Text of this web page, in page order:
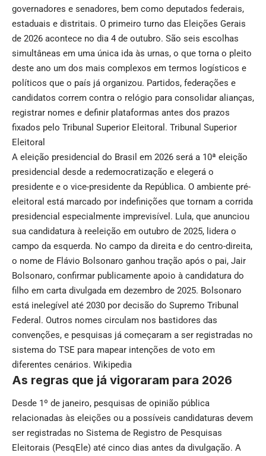
governadores e senadores, bem como deputados federais,
estaduais e distritais. O primeiro turno das Eleições Gerais
de 2026 acontece no dia 4 de outubro. São seis escolhas
simultâneas em uma única ida às urnas, o que torna o pleito
deste ano um dos mais complexos em termos logísticos e
políticos que o país já organizou. Partidos, federações e
candidatos correm contra o relógio para consolidar alianças,
registrar nomes e definir plataformas antes dos prazos
fixados pelo Tribunal Superior Eleitoral. Tribunal Superior
Eleitoral
A eleição presidencial do Brasil em 2026 será a 10ª eleição
presidencial desde a redemocratização e elegerá o
presidente e o vice-presidente da República. O ambiente pré-
eleitoral está marcado por indefinições que tornam a corrida
presidencial especialmente imprevisível. Lula, que anunciou
sua candidatura à reeleição em outubro de 2025, lidera o
campo da esquerda. No campo da direita e do centro-direita,
o nome de Flávio Bolsonaro ganhou tração após o pai, Jair
Bolsonaro, confirmar publicamente apoio à candidatura do
filho em carta divulgada em dezembro de 2025. Bolsonaro
está inelegível até 2030 por decisão do Supremo Tribunal
Federal. Outros nomes circulam nos bastidores das
convenções, e pesquisas já começaram a ser registradas no
sistema do TSE para mapear intenções de voto em
diferentes cenários. Wikipedia
As regras que já vigoraram para 2026
Desde 1º de janeiro, pesquisas de opinião pública
relacionadas às eleições ou a possíveis candidaturas devem
ser registradas no Sistema de Registro de Pesquisas
Eleitorais (PesqEle) até cinco dias antes da divulgação. A